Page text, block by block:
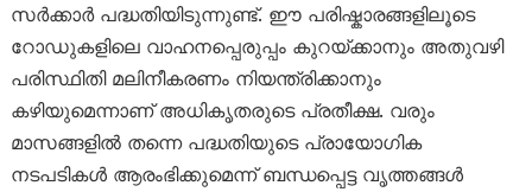
സർക്കാർ പദ്ധതിയിടുന്നുണ്ട്. ഈ പരിഷ്കാരങ്ങളിലൂടെ
റോഡുകളിലെ വാഹനപ്പെരുപ്പം കുറയ്ക്കാനും അതുവഴി
പരിസ്ഥിതി മലിനീകരണം നിയന്ത്രിക്കാനും
കഴിയുമെന്നാണ് അധികൃതരുടെ പ്രതീക്ഷ. വരും
മാസങ്ങളിൽ തന്നെ പദ്ധതിയുടെ പ്രായോഗിക
നടപടികൾ ആരംഭിക്കുമെന്ന് ബന്ധപ്പെട്ട വൃത്തങ്ങൾ